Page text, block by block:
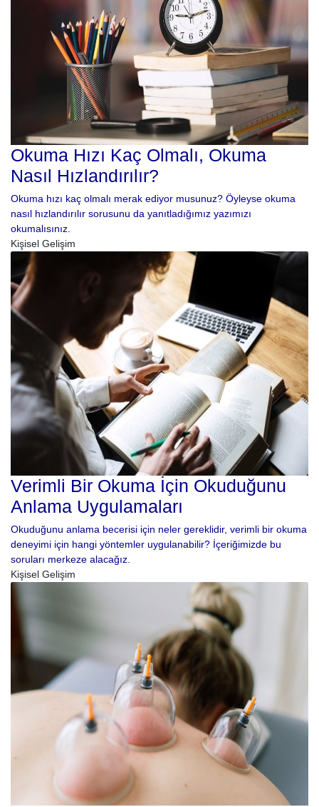
Okuma Hızı Kaç Olmalı, Okuma
Nasıl Hızlandırılır?
Okuma hızı kaç olmalı merak ediyor musunuz? Öyleyse okuma
nasıl hızlandırılır sorusunu da yanıtladığımız yazımızı
okumalısınız.
Kişisel Gelişim
Verimli Bir Okuma İçin Okuduğunu
Anlama Uygulamaları
Okuduğunu anlama becerisi için neler gereklidir, verimli bir okuma
deneyimi için hangi yöntemler uygulanabilir? İçeriğimizde bu
soruları merkeze alacağız.
Kişisel Gelişim